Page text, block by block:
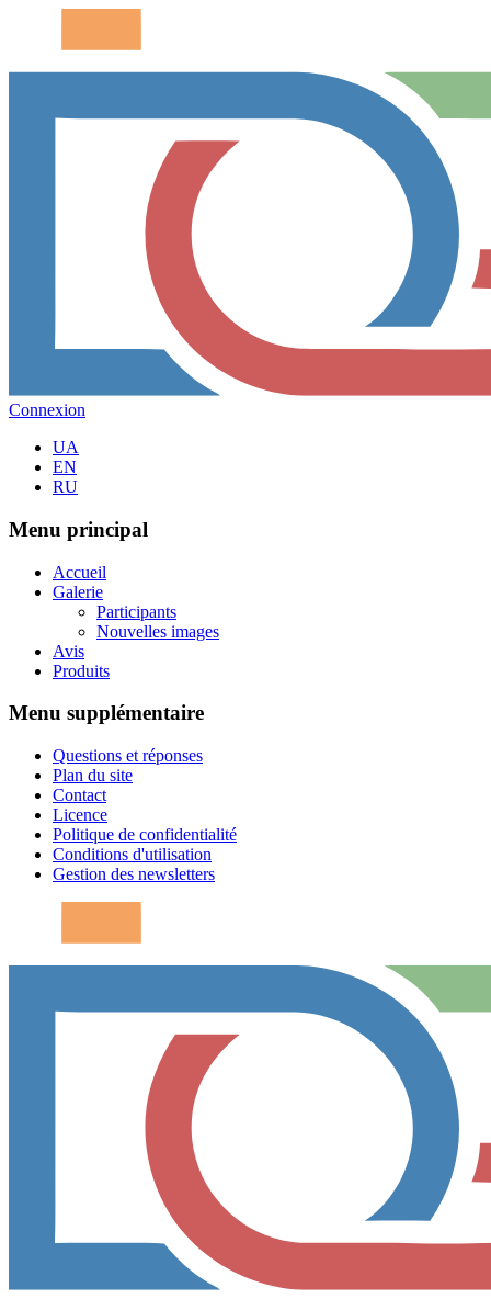
Connexion
UA
EN
RU
Menu principal
Accueil
Galerie
Participants
Nouvelles images
Avis
Produits
Menu supplémentaire
Questions et réponses
Plan du site
Contact
Licence
Politique de confidentialité
Conditions d'utilisation
Gestion des newsletters